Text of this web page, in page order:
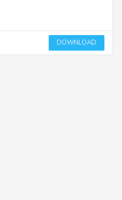
DOWNLOAD